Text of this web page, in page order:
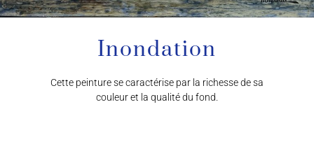
Inondation
Cette peinture se caractérise par la richesse de sa
couleur et la qualité du fond.